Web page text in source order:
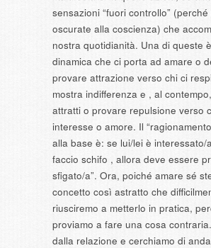
sensazioni “fuori controllo”
oscurate alla coscienza) che
nostra quotidianità. Una di queste
dinamica che ci porta ad amare o
provare attrazione verso chi ci
mostra indifferenza e , al
attratti o provare repulsione verso
interesse o amore. Il
alla base è: se lui/lei è interessato/
faccio schifo , allora deve essere
sfigato/a”. Ora, poiché amare sé
concetto così astratto che
riusciremo a metterlo in pratica,
proviamo a fare una cosa
dalla relazione e cerchiamo di